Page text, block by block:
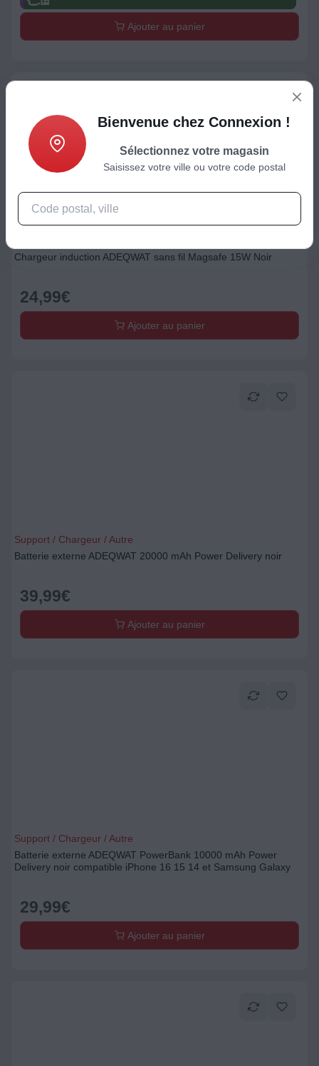
Ajouter au panier
Chargeur induction ADEQWAT sans fil Magsafe 15W Noir
24,99€
Ajouter au panier
Support / Chargeur / Autre
Batterie externe ADEQWAT 20000 mAh Power Delivery noir
39,99€
Ajouter au panier
Support / Chargeur / Autre
Batterie externe ADEQWAT PowerBank 10000 mAh Power
Delivery noir compatible iPhone 16 15 14 et Samsung Galaxy
29,99€
Ajouter au panier
Bienvenue chez Connexion !
Sélectionnez votre magasin
Saisissez votre ville ou votre code postal